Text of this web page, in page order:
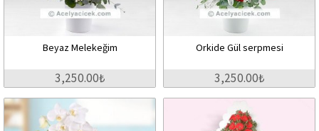
Beyaz Melekeğim
3,250.00₺
Orkide Gül serpmesi
3,250.00₺